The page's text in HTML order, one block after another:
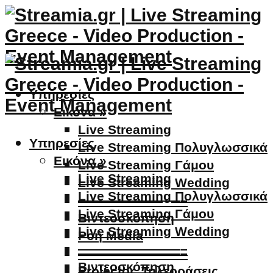
Υπηρεσίες
Εικόνα »
Live Streaming
Live Streaming Πολυγλωσσικά
Live Streaming Γάμου
Live Streaming Wedding
————————–
Βιντεοσκόπηση
Ροή Media
————————–
Υπηρεσίες
Εικόνα »
Live Streaming
Live Streaming Πολυγλωσσικά
Live Streaming Γάμου
Live Streaming Wedding
————————–
Βιντεοσκόπηση